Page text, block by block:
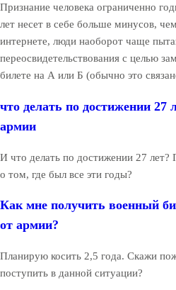
Признание человека ограниченно
лет несет в себе больше минусов,
интернете, люди наоборот чаще
переосвидетельствования с целью
билете на А или Б (обычно это
что делать по достижении 27
армии
И что делать по достижении 27 лет?
о том, где был все эти годы?
Как мне получить военный
от армии?
Планирую косить 2,5 года. Скажи
поступить в данной ситуации?